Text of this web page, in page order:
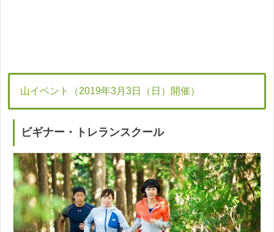
山イベント（2019年3月3日（日）開催）
ビギナー・トレランスクール